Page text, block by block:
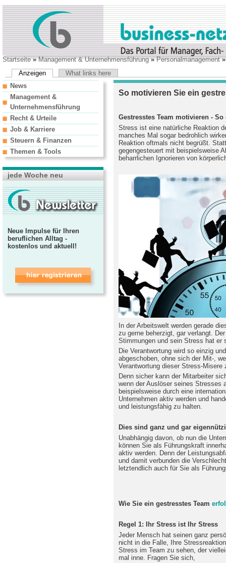
Startseite»Management & Unternehmensführung»Personalmanagement
Anzeigen
What links here
So motivieren Sie ein
Gestresstes Team motivieren - So
Stress ist eine natürliche Reaktion
manches Mal sogar bedrohlich
Reaktion oftmals nicht begrüßt.
gegengesteuert mit beispielsweise
beharrlichen Ignorieren von
In der Arbeitswelt werden gerade
zu gerne beherzigt, gar verlangt.
Stimmungen und sein Stress hat er
Die Verantwortung wird so einzig
abgeschoben, ohne sich der Mit-,
Verantwortung dieser Stress-Misere
Denn sicher kann der Mitarbeiter
wenn der Auslöser seines Stresses
beispielsweise durch eine
Unternehmen aktiv werden und
und leistungsfähig zu halten.
Dies sind ganz und gar
Unabhängig davon, ob nun die
können Sie als Führungskraft
aktiv werden. Denn der
und damit verbunden die
letztendlich auch für Sie als
Wie Sie ein gestresstes Team
Regel 1: Ihr Stress ist Ihr Stress
Jeder Mensch hat seinen ganz
nicht in die Falle, Ihre
Stress im Team zu sehen, der
mal inne. Fragen Sie sich,
News
Management &
Unternehmensführung
Recht & Urteile
Job & Karriere
Steuern & Finanzen
Themen & Tools
jede Woche neu
Neue Impulse für Ihren
beruflichen Alltag -
kostenlos und aktuell!